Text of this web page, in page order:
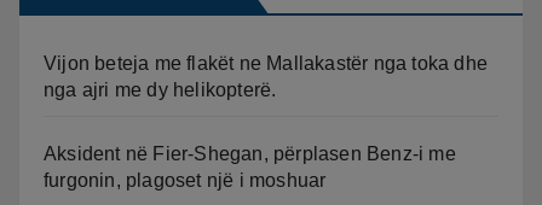
Vijon beteja me flakët ne Mallakastër nga toka dhe
nga ajri me dy helikopterë.
Aksident në Fier-Shegan, përplasen Benz-i me
furgonin, plagoset një i moshuar